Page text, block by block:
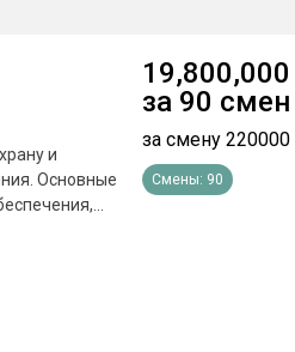
и
Основные
и
19,800,000
за 90 смен
за смену 220000
Смены: 90